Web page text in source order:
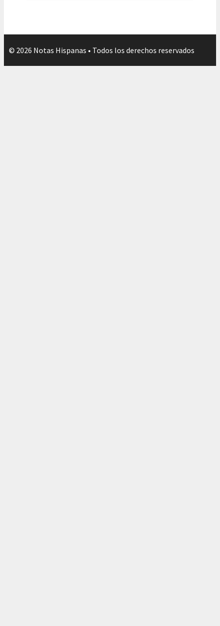
© 2026 Notas Hispanas • Todos los derechos reservados